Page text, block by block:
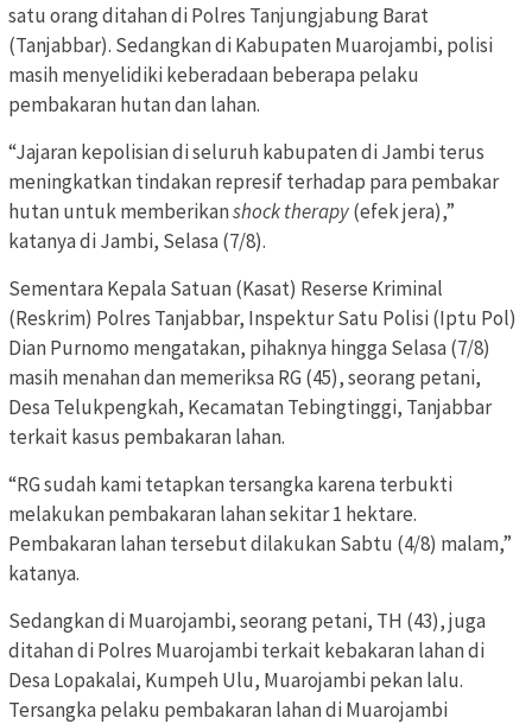
satu orang ditahan di Polres Tanjungjabung Barat
(Tanjabbar). Sedangkan di Kabupaten Muarojambi, polisi
masih menyelidiki keberadaan beberapa pelaku
pembakaran hutan dan lahan.
“Jajaran kepolisian di seluruh kabupaten di Jambi terus
meningkatkan tindakan represif terhadap para pembakar
hutan untuk memberikanshock therapy(efek jera),”
katanya di Jambi, Selasa (7/8).
Sementara Kepala Satuan (Kasat) Reserse Kriminal
(Reskrim) Polres Tanjabbar, Inspektur Satu Polisi (Iptu Pol)
Dian Purnomo mengatakan, pihaknya hingga Selasa (7/8)
masih menahan dan memeriksa RG (45), seorang petani,
Desa Telukpengkah, Kecamatan Tebingtinggi, Tanjabbar
terkait kasus pembakaran lahan.
“RG sudah kami tetapkan tersangka karena terbukti
melakukan pembakaran lahan sekitar 1 hektare.
Pembakaran lahan tersebut dilakukan Sabtu (4/8) malam,”
katanya.
Sedangkan di Muarojambi, seorang petani, TH (43), juga
ditahan di Polres Muarojambi terkait kebakaran lahan di
Desa Lopakalai, Kumpeh Ulu, Muarojambi pekan lalu.
Tersangka pelaku pembakaran lahan di Muarojambi